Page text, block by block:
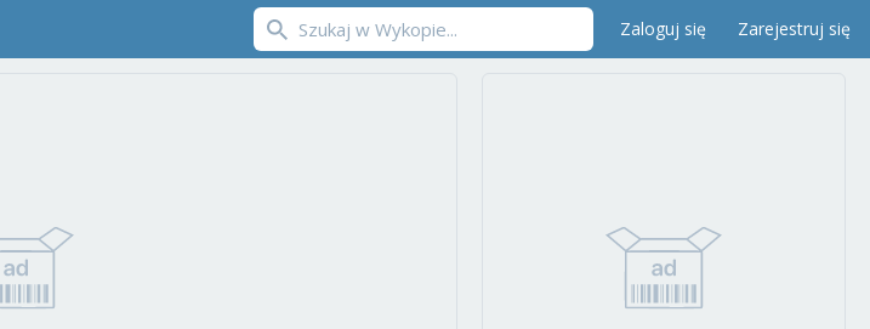
Zaloguj się Zarejestruj się